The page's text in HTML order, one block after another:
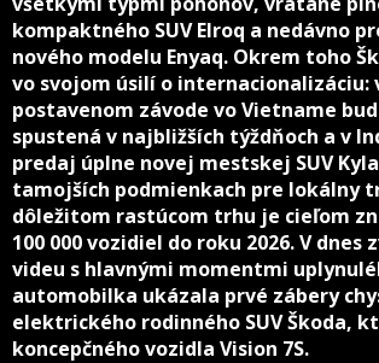
kompaktného SUV Elroq a nedávno
nového modelu Enyaq. Okrem toho
vo svojom úsilí o internacionalizáciu:
postavenom závode vo Vietname
spustená v najbližších týždňoch a v
predaj úplne novej mestskej SUV
tamojších podmienkach pre lokálny
dôležitom rastúcom trhu je cieľom
100 000 vozidiel do roku 2026. V dnes
videu s hlavnými momentmi
automobilka ukázala prvé zábery
elektrického rodinného SUV Škoda,
koncepčného vozidla Vision 7S.